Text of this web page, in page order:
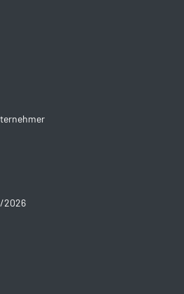
2026